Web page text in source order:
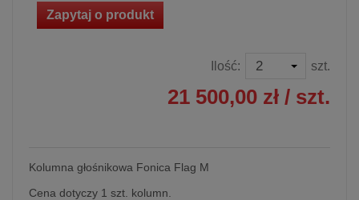
Zapytaj o produkt
Ilość: szt.
21 500,00 zł / szt.
Kolumna głośnikowa Fonica Flag M
Cena dotyczy 1 szt. kolumn.